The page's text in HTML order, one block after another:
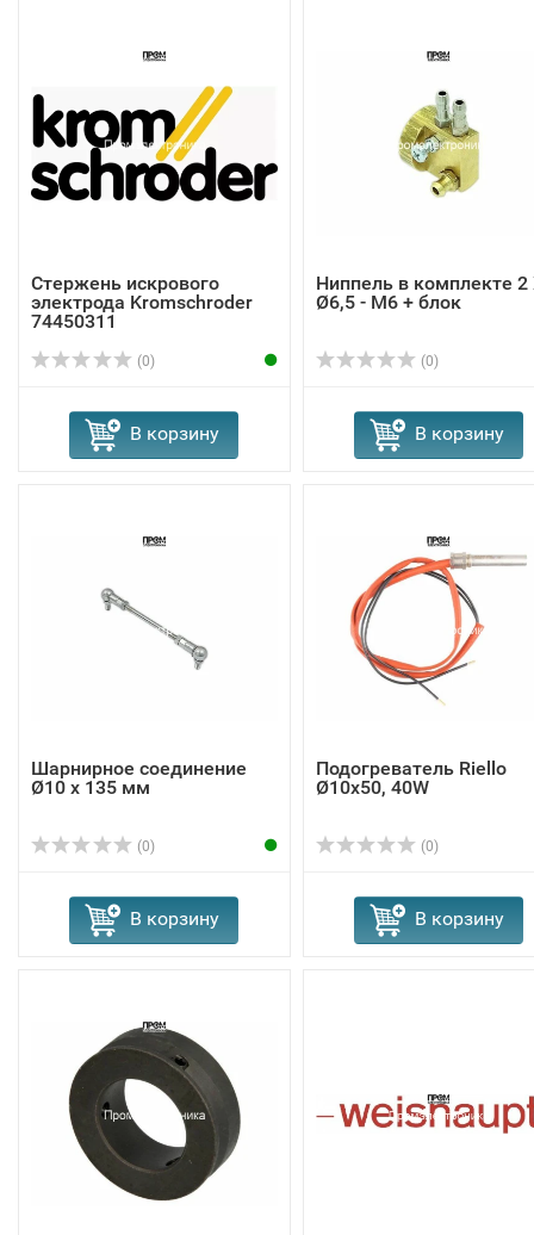
Стержень искрового
электрода Kromschroder
74450311
(0)
В корзину
Ниппель в комплекте 2
Ø6,5 - M6 + блок
(0)
В корзину
Шарнирное соединение
Ø10 x 135 мм
(0)
В корзину
Подогреватель Riello
Ø10x50, 40W
(0)
В корзину